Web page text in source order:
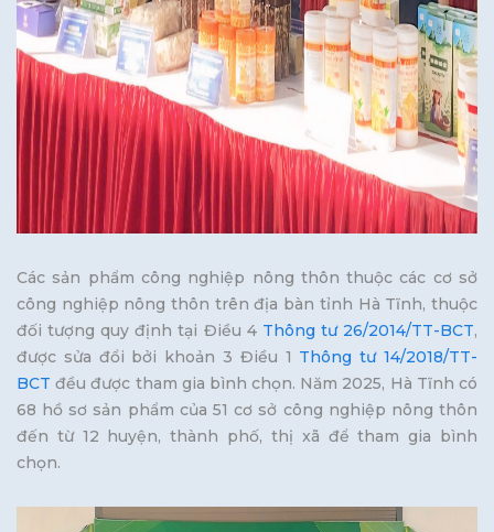
Các sản phẩm công nghiệp nông thôn thuộc các cơ sở
công nghiệp nông thôn trên địa bàn tỉnh Hà Tĩnh, thuộc
đối tượng quy định tại Điều 4 Thông tư 26/2014/TT-BCT,
được sửa đổi bởi khoản 3 Điều 1 Thông tư 14/2018/TT-
BCT đều được tham gia bình chọn. Năm 2025, Hà Tĩnh có
68 hồ sơ sản phẩm của 51 cơ sở công nghiệp nông thôn
đến từ 12 huyện, thành phố, thị xã để tham gia bình
chọn.